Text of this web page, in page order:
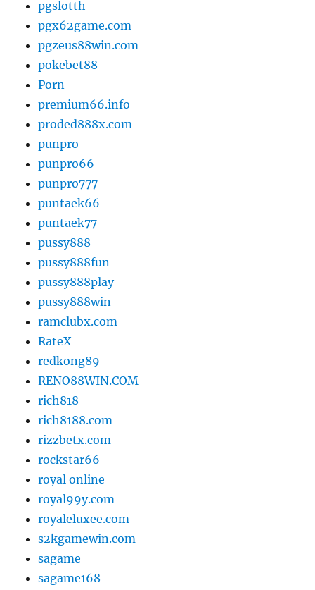
pgslotth
pgx62game.com
pgzeus88win.com
pokebet88
Porn
premium66.info
proded888x.com
punpro
punpro66
punpro777
puntaek66
puntaek77
pussy888
pussy888fun
pussy888play
pussy888win
ramclubx.com
RateX
redkong89
RENO88WIN.COM
rich818
rich8188.com
rizzbetx.com
rockstar66
royal online
royal99y.com
royaleluxee.com
s2kgamewin.com
sagame
sagame168